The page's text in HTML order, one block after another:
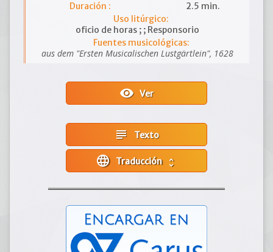
Duración :
2.5 min.
Uso litúrgico:
oficio de horas ; ; Responsorio
Fuentes musicológicas:
aus dem "Ersten Musicalischen Lustgärtlein", 1628
visibility Ver
subject Texto
language unfold_more